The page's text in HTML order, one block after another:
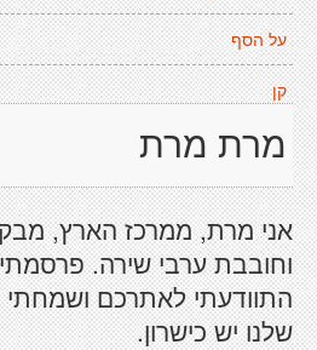
על הסף
קן
מרת מרת
אני מרת, ממרכז הארץ,
וחובבת ערבי שירה.
התוודעתי לאתרכם ושמחתי
שלנו יש כישרון.